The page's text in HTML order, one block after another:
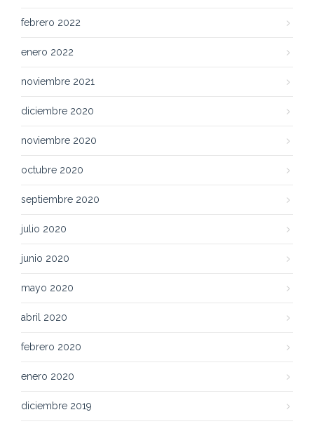
febrero 2022
enero 2022
noviembre 2021
diciembre 2020
noviembre 2020
octubre 2020
septiembre 2020
julio 2020
junio 2020
mayo 2020
abril 2020
febrero 2020
enero 2020
diciembre 2019